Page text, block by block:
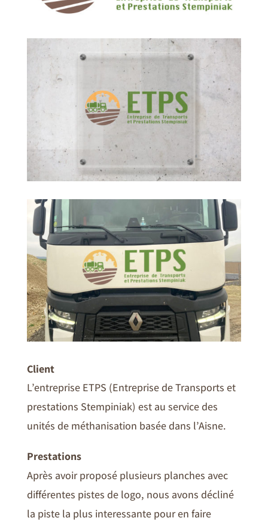
Client
L’entreprise ETPS (Entreprise de Transports et
prestations Stempiniak) estau service des
unités de méthanisation basée dans l’Aisne.
Prestations
Après avoir proposé plusieurs planches avec
différentes pistes de logo, nous avons décliné
la piste la plus interessante pour en faire